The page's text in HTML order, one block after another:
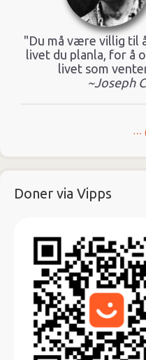
"Du må være villig til
livet du planla, for å
livet som
~Joseph
…
Doner via Vipps